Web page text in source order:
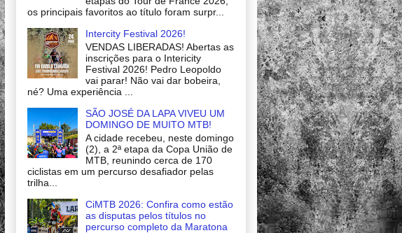
os principais favoritos ao título foram surpr...
Intercity Festival 2026!
VENDAS LIBERADAS! Abertas as
inscrições para o Intericity
Festival 2026! Pedro Leopoldo
vai parar! Não vai dar bobeira,
né? Uma experiência ...
SÃO JOSÉ DA LAPA VIVEU UM
DOMINGO DE MUITO MTB!
A cidade recebeu, neste domingo
(2), a 2ª etapa da Copa União de
MTB, reunindo cerca de 170
ciclistas em um percurso desafiador pelas
trilha...
CiMTB 2026: Confira como estão
as disputas pelos títulos no
percurso completo da Maratona